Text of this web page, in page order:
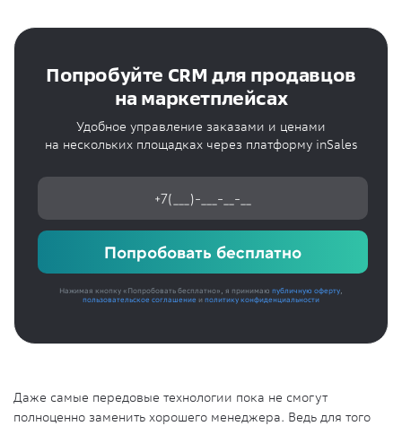
Попробуйте CRM для продавцов
на маркетплейсах
Удобное управление заказами и ценами
на нескольких площадках через платформу inSales
Попробовать бесплатно
Нажимая кнопку «Попробовать бесплатно», я принимаю публичную оферту
пользовательское соглашение и политику конфиденциальности
Даже самые передовые технологии пока не смогут
полноценно заменить хорошего менеджера. Ведь для того